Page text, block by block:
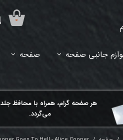
۰
جانبی صفحه صفحه
هر ​صفحه گرام، همراه با محافظ
می‌گردد.